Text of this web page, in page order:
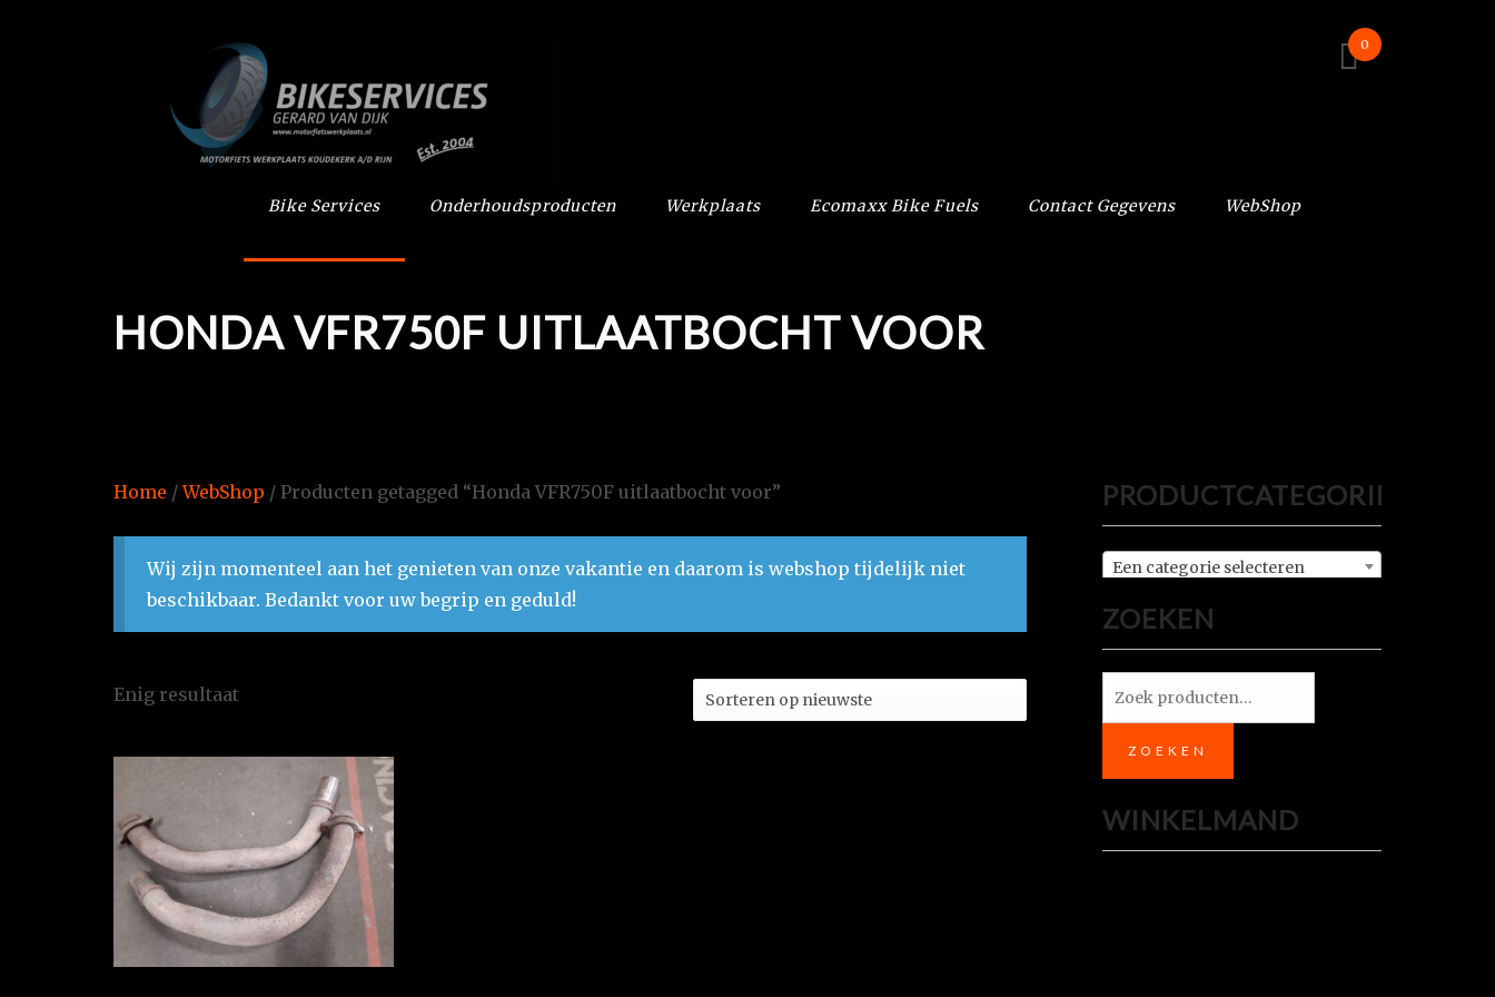
Bike Services Onderhoudsproducten Werkplaats Ecomaxx Bike Fuels Contact Gegevens WebShop
0
HONDA VFR750F UITLAATBOCHT VOOR
Home /WebShop / Producten getagged “Honda VFR750F uitlaatbocht voor”
Wij zijn momenteel aan het genieten van onze vakantie en daarom is webshop tijdelijk niet
beschikbaar. Bedankt voor uw begrip en geduld!
Enig resultaat
PRODUCTCATEGORIEËN
Een categorie selecteren
ZOEKEN
Zoeken
ZOEKEN
WINKELMAND